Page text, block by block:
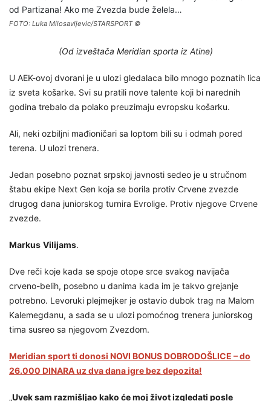
FOTO: Luka Milosavljevic/STARSPORT ©
(Od izveštača Meridian sporta iz Atine)
U AEK-ovoj dvorani je u ulozi gledalaca bilo mnogo poznatih lica
iz sveta košarke. Svi su pratili nove talente koji bi narednih
godina trebalo da polako preuzimaju evropsku košarku.
Ali, neki ozbiljni mađioničari sa loptom bili su i odmah pored
terena. U ulozi trenera.
Jedan posebno poznat srpskoj javnosti sedeo je u stručnom
štabu ekipe Next Gen koja se borila protiv Crvene zvezde
drugog dana juniorskog turnira Evrolige. Protiv njegove Crvene
zvezde.
Markus Vilijams.
Dve reči koje kada se spoje otope srce svakog navijača
crveno-belih, posebno u danima kada im je takvo grejanje
potrebno. Levoruki plejmejker je ostavio dubok trag na Malom
Kalemegdanu, a sada se u ulozi pomoćnog trenera juniorskog
tima susreo sa njegovom Zvezdom.
Meridian sport ti donosi NOVI BONUS DOBRODOŠLICE – do
26.000 DINARA uz dva dana igre bez depozita!
„Uvek sam razmišljao kako će moj život izgledati posle